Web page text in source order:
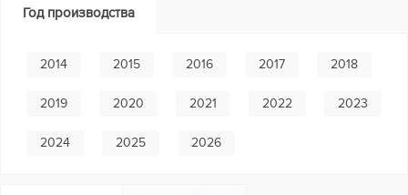
Год производства
2014 2015 2016 2017 2018
2019 2020 2021 2022 2023
2024 2025 2026